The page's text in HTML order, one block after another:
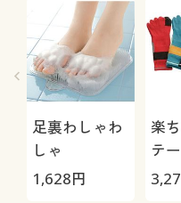
足裏わしゃわ
しゃ
1,628円
楽
テ
ッ